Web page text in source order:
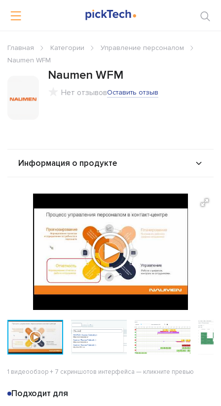
Главная Категории
Управление персоналом
Naumen WFM
Naumen WFM
Нет отзывовОставить отзыв
Информация о продукте
Отзывы
1 видеообзор + 7 скриншотов интерфейса — кликните превью
Подходит для